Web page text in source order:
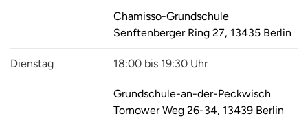
Chamisso-Grundschule
Senftenberger Ring 27, 13435 Berlin
Dienstag 18:00 bis 19:30 Uhr
Grundschule-an-der-Peckwisch
Tornower Weg 26-34, 13439 Berlin